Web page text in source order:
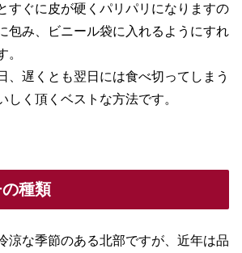
すぐに皮が硬くパリパリになりますの
包み、ビニール袋に入れるようにすれ
。
、遅くとも翌日には食べ切ってしまう
しく頂くベストな方法です。
種類
涼な季節のある北部ですが、近年は品